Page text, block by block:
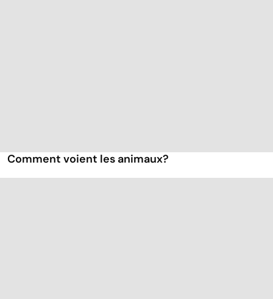
Comment voient les animaux?